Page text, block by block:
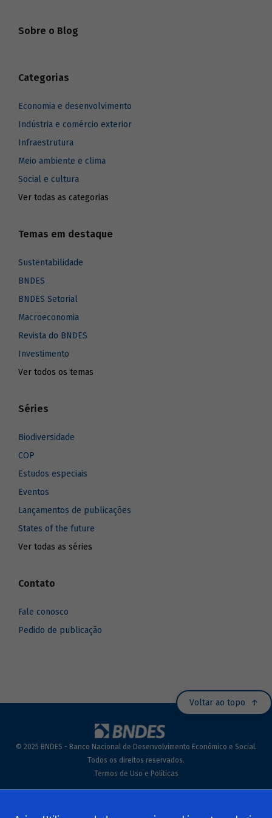
Sobre o Blog
Categorias
Economia e desenvolvimento
Indústria e comércio exterior
Infraestrutura
Meio ambiente e clima
Social e cultura
Ver todas as categorias
Temas em destaque
Sustentabilidade
BNDES
BNDES Setorial
Macroeconomia
Revista do BNDES
Investimento
Ver todos os temas
Séries
Biodiversidade
COP
Estudos especiais
Eventos
Lançamentos de publicações
States of the future
Ver todas as séries
Contato
Fale conosco
Pedido de publicação
Voltar ao topo
© 2025 BNDES - Banco Nacional de Desenvolvimento Econômico e Social.
Todos os direitos reservados.
Termos de Uso e Políticas